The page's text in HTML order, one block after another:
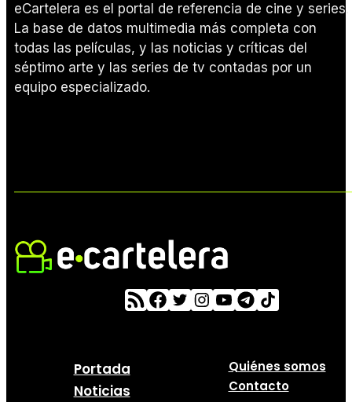
eCartelera es el portal de referencia de cine y series.
La base de datos multimedia más completa con
todas las películas, y las noticias y críticas del
séptimo arte y las series de tv contadas por un
equipo especializado.
Portada
Noticias
Quiénes somos
Contacto